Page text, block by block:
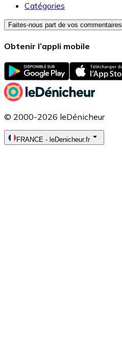
Catégories
Faites-nous part de vos commentaires
Obtenir l’appli mobile
© 2000-2026 leDénicheur
FRANCE - leDenicheur.fr